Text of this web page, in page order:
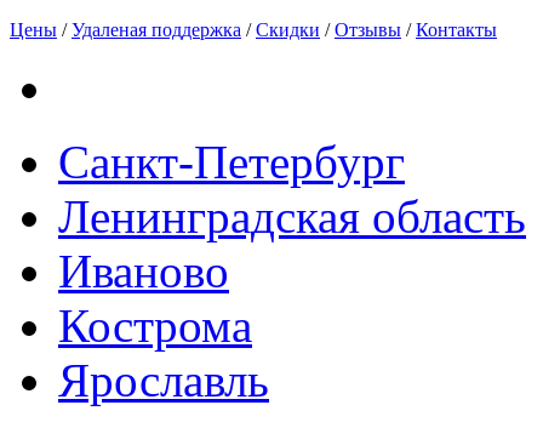
Цены /Удаленая поддержка /Скидки /Отзывы /Контакты
Санкт-Петербург
Ленинградская область
Иваново
Кострома
Ярославль